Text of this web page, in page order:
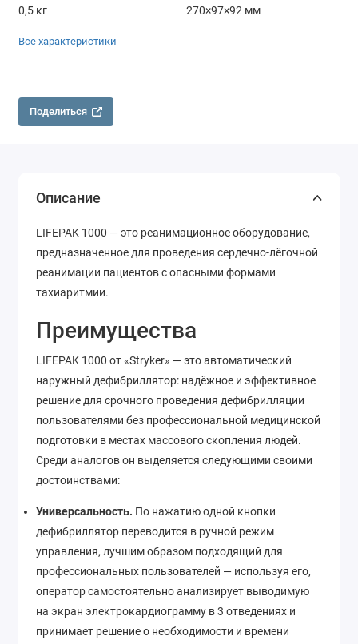
0,5 кг 270×97×92 мм
Все характеристики
Поделиться
Описание
LIFEPAK 1000 — это реанимационное оборудование,
предназначенное для проведения сердечно-лёгочной
реанимации пациентов с опасными формами
тахиаритмии.
Преимущества
LIFEPAK 1000 от «Stryker» — это автоматический
наружный дефибриллятор: надёжное и эффективное
решение для срочного проведения дефибрилляции
пользователями без профессиональной медицинской
подготовки в местах массового скопления людей.
Среди аналогов он выделяется следующими своими
достоинствами:
Универсальность. По нажатию одной кнопки
дефибриллятор переводится в ручной режим
управления, лучшим образом подходящий для
профессиональных пользователей — используя его,
оператор самостоятельно анализирует выводимую
на экран электрокардиограмму в 3 отведениях и
принимает решение о необходимости и времени